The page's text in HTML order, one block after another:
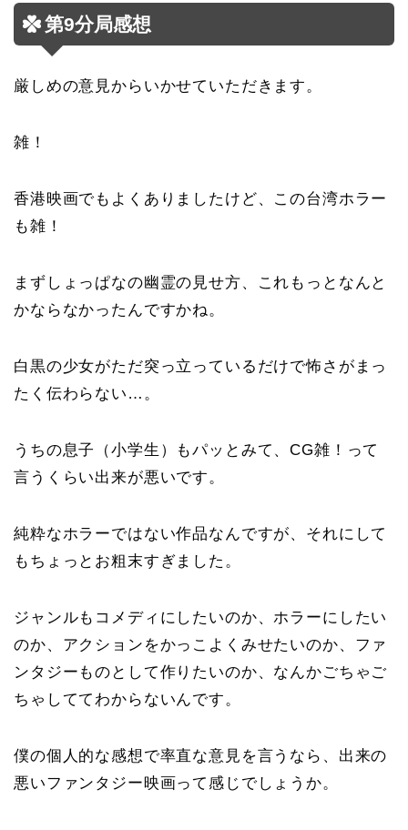
第9分局感想
厳しめの意見からいかせていただきます。
雑！
香港映画でもよくありましたけど、この台湾ホラー
も雑！
まずしょっぱなの幽霊の見せ方、これもっとなんと
かならなかったんですかね。
白黒の少女がただ突っ立っているだけで怖さがまっ
たく伝わらない…。
うちの息子（小学生）もパッとみて、CG雑！って
言うくらい出来が悪いです。
純粋なホラーではない作品なんですが、それにして
もちょっとお粗末すぎました。
ジャンルもコメディにしたいのか、ホラーにしたい
のか、アクションをかっこよくみせたいのか、ファ
ンタジーものとして作りたいのか、なんかごちゃご
ちゃしててわからないんです。
僕の個人的な感想で率直な意見を言うなら、出来の
悪いファンタジー映画って感じでしょうか。